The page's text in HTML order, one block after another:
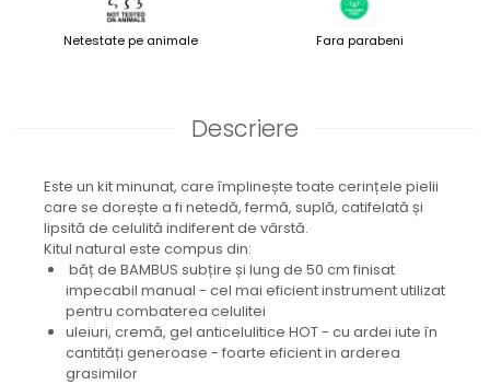
Netestate pe animale Fara parabeni
Descriere
Este un kit minunat, care împlinește toate cerințele pielii
care se dorește a fi netedă, fermă, suplă, catifelată și
lipsită de celulită indiferent de vârstă.
Kitul natural este compus din:
băț de BAMBUS subțire și lung de 50 cm finisat
impecabil manual - cel mai eficient instrument utilizat
pentru combaterea celulitei
uleiuri, cremă, gel anticelulitice HOT - cu ardei iute în
cantități generoase - foarte eficient in arderea
grasimilor